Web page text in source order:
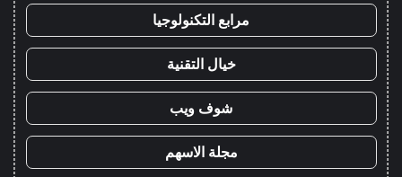
مرابع التكنولوجيا
خيال التقنية
شوف ويب
مجلة الاسهم